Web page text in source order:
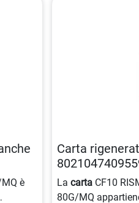
è
Carta
Lacarta CF10
80G/MQ